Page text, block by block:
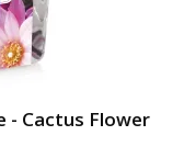
- Cactus Flower